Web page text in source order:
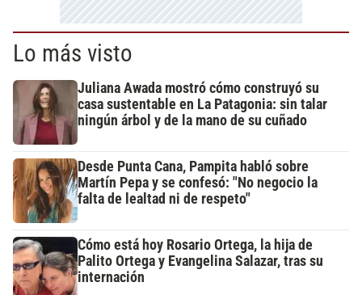
Lo más visto
Juliana Awada mostró cómo construyó su
casa sustentable en La Patagonia: sin talar
ningún árbol y de la mano de su cuñado
Desde Punta Cana, Pampita habló sobre
Martín Pepa y se confesó: "No negocio la
falta de lealtad ni de respeto"
Cómo está hoy Rosario Ortega, la hija de
Palito Ortega y Evangelina Salazar, tras su
internación